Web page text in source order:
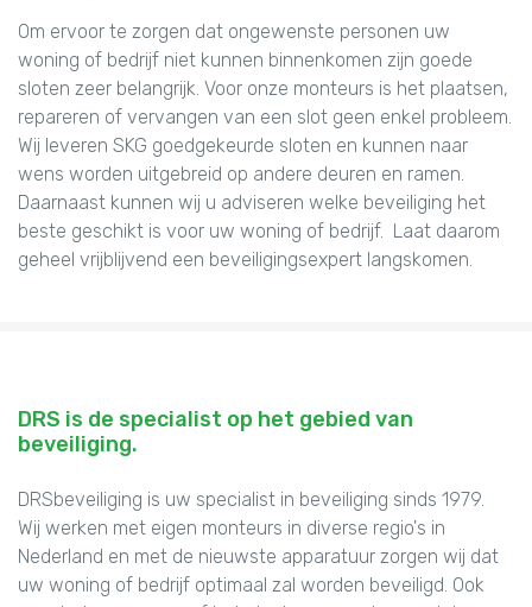
Om ervoor te zorgen dat ongewenste personen uw
woning of bedrijf niet kunnen binnenkomen zijn goede
sloten zeer belangrijk. Voor onze monteurs is het plaatsen,
repareren of vervangen van een slot geen enkel probleem.
Wij leveren SKG goedgekeurde sloten en kunnen naar
wens worden uitgebreid op andere deuren en ramen.
Daarnaast kunnen wij u adviseren welke beveiliging het
beste geschikt is voor uw woning of bedrijf. Laat daarom
geheel vrijblijvend een beveiligingsexpert langskomen.
DRS is de specialist op het gebied van
beveiliging.
DRSbeveiliging is uw specialist in beveiliging sinds 1979.
Wij werken met eigen monteurs in diverse regio's in
Nederland en met de nieuwste apparatuur zorgen wij dat
uw woning of bedrijf optimaal zal worden beveiligd. Ook